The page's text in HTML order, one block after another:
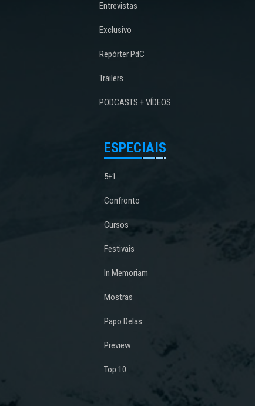
Entrevistas
Exclusivo
Repórter PdC
Trailers
PODCASTS + VÍDEOS
ESPECIAIS
5+1
Confronto
Cursos
Festivais
In Memoriam
Mostras
Papo Delas
Preview
Top 10